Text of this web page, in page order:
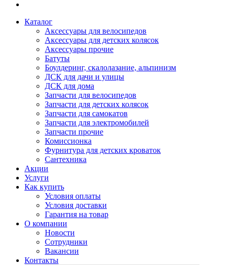
Каталог
Аксессуары для велосипедов
Аксессуары для детских колясок
Аксессуары прочие
Батуты
Боулдеринг, скалолазание, альпинизм
ДСК для дачи и улицы
ДСК для дома
Запчасти для велосипедов
Запчасти для детских колясок
Запчасти для самокатов
Запчасти для электромобилей
Запчасти прочие
Комиссионка
Фурнитура для детских кроваток
Сантехника
Акции
Услуги
Как купить
Условия оплаты
Условия доставки
Гарантия на товар
О компании
Новости
Сотрудники
Вакансии
Контакты